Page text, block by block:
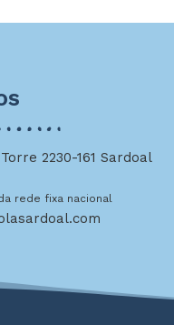
2230-161 Sardoal
rede fixa nacional